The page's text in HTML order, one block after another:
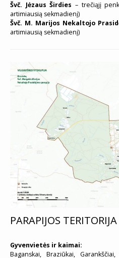
Švč. Jėzaus Širdies – trečiąjį
artimiausią sekmadienį)
Švč. M. Marijos Nekaltojo
artimiausią sekmadienį)
PARAPIJOS TERITORIJA
Gyvenvietės ir kaimai:
Baganskai, Braziūkai,